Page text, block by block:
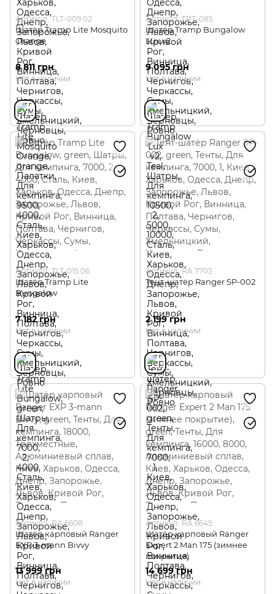
Артикул: TLT-009.02
Шатёр Tramp Lite Mosquito
Orange
8 811 грн
Нет в наличии
Артикул: TRT-085
Шатёр Tramp Bungalow
Lux v2
9 095 грн
Нет в наличии
Артикул: TLT-015.06
Шатёр Tramp Lite
Bungalow
7 182 грн
Нет в наличии
Артикул: RA 7703
Тент-шатёр Ranger SP-002
2 199 грн
Нет в наличии
Артикул: RA 6608
Шатёр карповый Ranger
EXP 3-mann Bivvy
13 999 грн
Нет в наличии
Артикул: RA 6645
Шатёр карповый Ranger
Expert 2 Man 175 (зимнее
покрытие)
14 699 грн
Нет в наличии